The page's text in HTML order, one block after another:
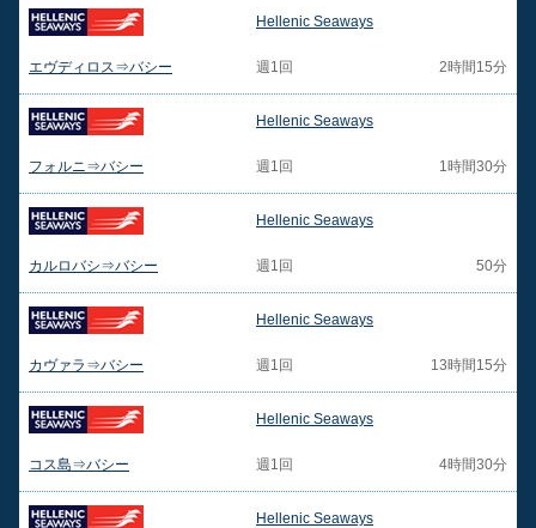
Hellenic Seaways
エヴディロス⇒バシー 週1回 2時間15分
Hellenic Seaways
フォルニ⇒バシー 週1回 1時間30分
Hellenic Seaways
カルロバシ⇒バシー 週1回 50分
Hellenic Seaways
カヴァラ⇒バシー 週1回 13時間15分
Hellenic Seaways
コス島⇒バシー 週1回 4時間30分
Hellenic Seaways